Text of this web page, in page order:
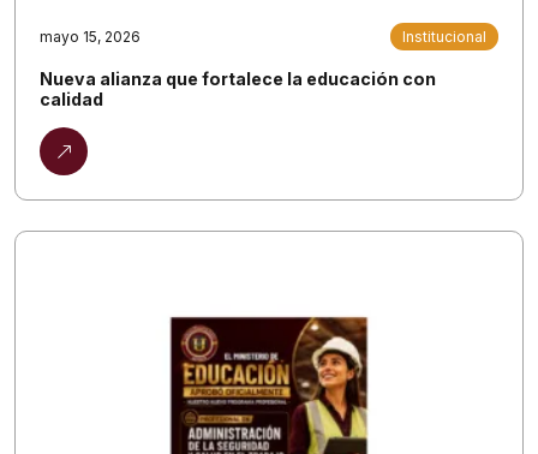
mayo 15, 2026 Institucional
Nueva alianza que fortalece la educación con
calidad